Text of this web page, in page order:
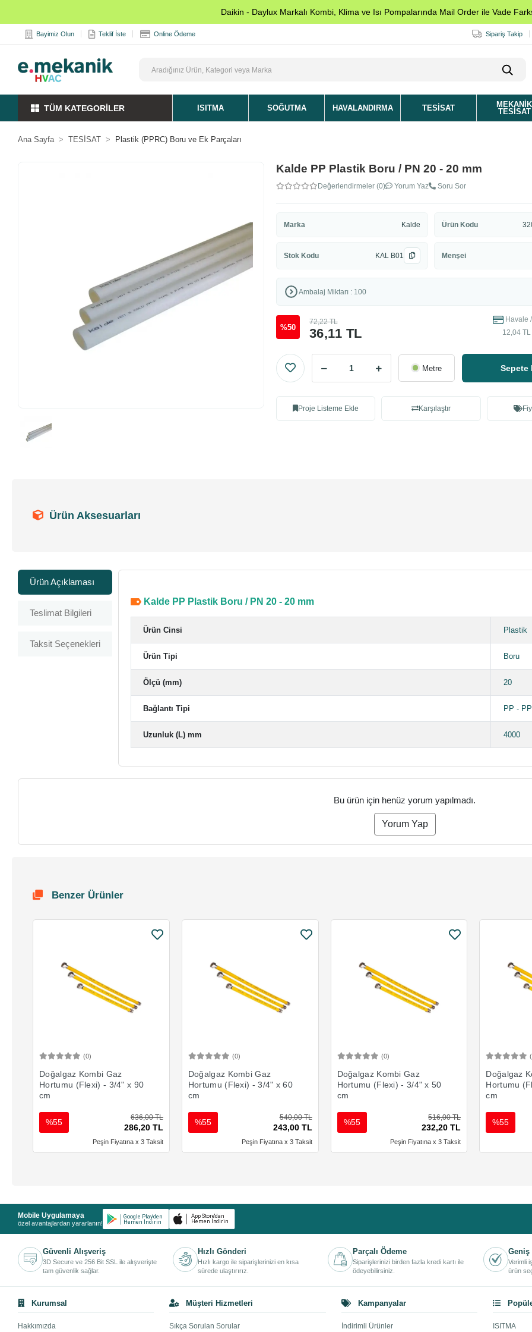
Daikin - Daylux Markalı Kombi, Klima ve Isı Pompalarında Mail Order ile Vade
Bayimiz Olun Teklif İste Online Ödeme Sipariş Takip
TÜM KATEGORİLER ISITMA SOĞUTMA HAVALANDIRMA TESISAT
MEKANIK
TESISAT
Ana Sayfa TESİSAT Plastik (PPRC) Boru ve Ek Parçaları
Kalde PP Plastik Boru / PN 20 - 20 mm
Değerlendirmeler (0) Yorum Yaz Soru Sor
Marka Kalde Ürün Kodu
Stok Kodu KAL B01 Menşei
Ambalaj Miktarı : 100
%50 36,11 TL
72,22 TL
Havale
12,04
Metre Sepete
Proje Listeme Ekle Karşılaştır
Ürün Aksesuarları
Ürün Açıklaması
Teslimat Bilgileri
Taksit Seçenekleri
Kalde PP Plastik Boru / PN 20 - 20 mm
Ürün Cinsi Plastik
Ürün Tipi Boru
Ölçü (mm) 20
Bağlantı Tipi PP - PP
Uzunluk (L) mm 4000
Bu ürün için henüz yorum yapılmadı.
Yorum Yap
Benzer Ürünler
(0)
Doğalgaz Kombi Gaz
Hortumu (Flexi) - 3/4" x 90
cm
636,00 TL
286,20 TL
%55
Peşin Fiyatına x 3 Taksit
(0)
Doğalgaz Kombi Gaz
Hortumu (Flexi) - 3/4" x 60
cm
540,00 TL
243,00 TL
%55
Peşin Fiyatına x 3 Taksit
(0)
Doğalgaz Kombi Gaz
Hortumu (Flexi) - 3/4" x 50
cm
516,00 TL
232,20 TL
%55
Peşin Fiyatına x 3 Taksit
Doğalgaz
Hortumu
cm
%55
Mobile Uygulamaya
özel avantajlardan yararlanın!
Güvenli Alışveriş
3D Secure ve 256 Bit SSL ile alışverişte
tam güvenlik sağlar.
Hızlı Gönderi
Hızlı kargo ile siparişlerinizi en kısa
sürede ulaştırırız.
Parçalı Ödeme
Siparişlerinizi birden fazla kredi kartı ile
ödeyebilirsiniz.
Geniş
Verimli
ürün
Kurumsal
Hakkımızda
Müşteri Hizmetleri
Sıkça Sorulan Sorular
Kampanyalar
İndirimli Ürünler ISITMA